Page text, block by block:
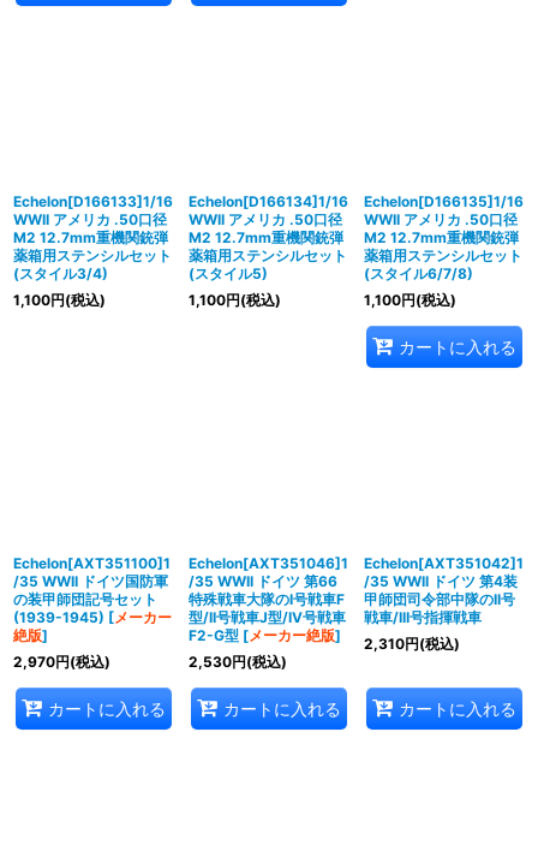
Echelon[D166133]1/16
WWII アメリカ .50口径
M2 12.7mm重機関銃弾
薬箱用ステンシルセット
(スタイル3/4)
1,100円(税込)
Echelon[D166134]1/16
WWII アメリカ .50口径
M2 12.7mm重機関銃弾
薬箱用ステンシルセット
(スタイル5)
1,100円(税込)
Echelon[D166135]1/16
WWII アメリカ .50口径
M2 12.7mm重機関銃弾
薬箱用ステンシルセット
(スタイル6/7/8)
1,100円(税込)
カートに入れる
Echelon[AXT351100]1
/35 WWII ドイツ国防軍
の装甲師団記号セット
(1939-1945) [メーカー
絶版]
2,970円(税込)
カートに入れる
Echelon[AXT351046]1
/35 WWII ドイツ 第66
特殊戦車大隊のI号戦車F
型/II号戦車J型/IV号戦車
F2-G型 [メーカー絶版]
2,530円(税込)
カートに入れる
Echelon[AXT351042]1
/35 WWII ドイツ 第4装
甲師団司令部中隊のII号
戦車/III号指揮戦車
2,310円(税込)
カートに入れる